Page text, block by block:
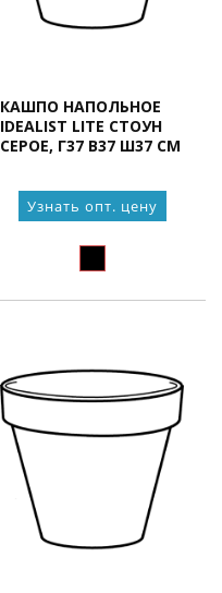
КАШПО НАПОЛЬНОЕ
IDEALIST LITE СТОУН
СЕРОЕ, Г37 В37 Ш37 СМ
Узнать опт. цену